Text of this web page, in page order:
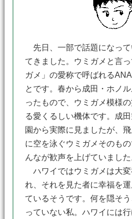
先日、一部で話題になっ
てきました。ウミガメと言
ガメ」の愛称で呼ばれる
とです。春から成田・ホノ
ったもので、ウミガメ模様
る愛くるしい機体です。成
園から実際に見ましたが、
に空を泳ぐウミガメそのも
んなが歓声を上げていました
ハワイではウミガメは大変
れ、それを見た者に幸福を
ているそうです。何を隠そ
っていない私。ハワイには